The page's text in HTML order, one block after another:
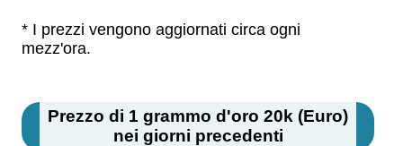
* I prezzi vengono aggiornati circa ogni
mezz'ora.
Prezzo di 1 grammo d'oro 20k (Euro)
nei giorni precedenti